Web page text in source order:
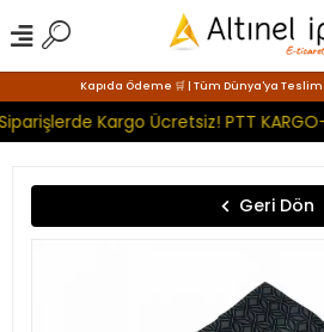
Kapıda Ödeme 🛒 | Tüm Dünya'ya
Kargo Ücretsiz! PTT KARGO-
Geri Dön